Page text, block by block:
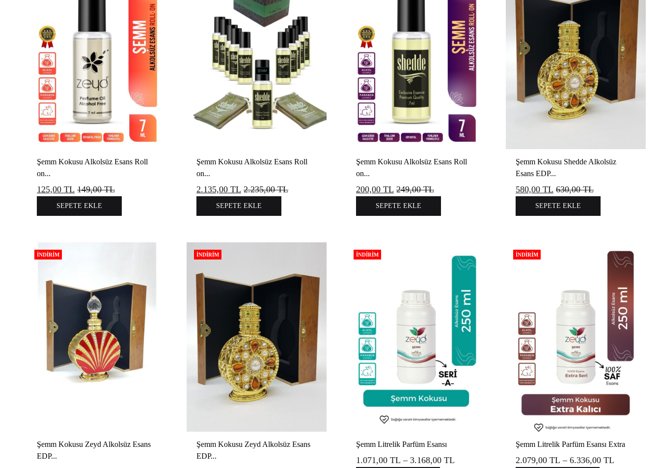
Şemm Kokusu Alkolsüz Esans Roll
on...
125,00 TL 149,00TL
SEPETE EKLE
Şemm Kokusu Alkolsüz Esans Roll
on...
2.135,00 TL 2.235,00TL
SEPETE EKLE
Şemm Kokusu Alkolsüz Esans Roll
on...
200,00 TL 249,00TL
SEPETE EKLE
Şemm Kokusu Shedde Alkolsüz
Esans EDP...
580,00 TL 630,00TL
SEPETE EKLE
İNDIRIM
Şemm Kokusu Zeyd Alkolsüz Esans
EDP...
İNDIRIM
Şemm Kokusu Zeyd Alkolsüz Esans
EDP...
İNDIRIM
Şemm Litrelik Parfüm Esansı
1.071,00 TL – 3.168,00 TL
İNDIRIM
Şemm Litrelik Parfüm Esansı Extra
2.079,00 TL – 6.336,00 TL